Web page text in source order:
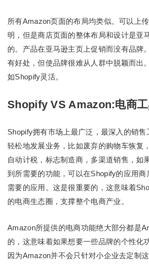
所有Amazon页面的布局均类似。可以上
明，但是商店页面的整体布局和设计是亚
的。产品在亚马逊主页上促销而没有品牌
有好处，但使品牌很难从人群中脱颖而出
如Shopify灵活。
Shopify VS Amazon:电商
Shopify拥有市场上最广泛，最深入的销售
轻松地发展业务，比如废弃的购物车恢复
自动计税，标志制造商，多渠道销售，如
到所需要的功能，可以在Shopify的应用
需要的应用。这是很重要的，这意味着
的电商生态圈，支撑整个电商产业。
Amazon所提供的电商功能绝大部分都是
的，这意味着如果想要一些品牌的个性化
因为Amazon并不会只针对小企业去定制这